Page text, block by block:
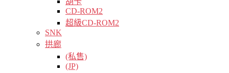
CD-ROM2
超級CD-ROM2
SNK
拱廊
(私售)
(JP)